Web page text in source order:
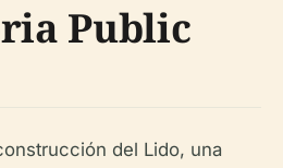
Public
del Lido, una